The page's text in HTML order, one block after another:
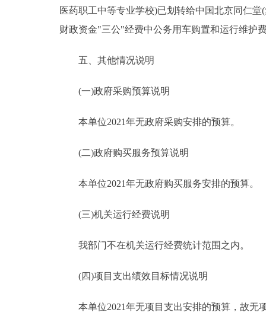
医药职工中等专业学校)已划转给中国北京同仁
财政资金"三公"经费中公务用车购置和运行维护
五、其他情况说明
(一)政府采购预算说明
本单位2021年无政府采购安排的预算。
(二)政府购买服务预算说明
本单位2021年无政府购买服务安排的预算。
(三)机关运行经费说明
我部门不在机关运行经费统计范围之内。
(四)项目支出绩效目标情况说明
本单位2021年无项目支出安排的预算，故无